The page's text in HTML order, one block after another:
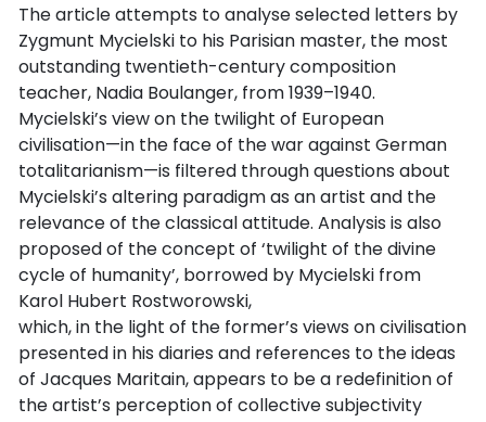
The article attempts to analyse selected letters by
Zygmunt Mycielski to his Parisian master, the most
outstanding twentieth-century composition
teacher, Nadia Boulanger, from 1939–1940.
Mycielski’s view on the twilight of European
civilisation—in the face of the war against German
totalitarianism—is filtered through questions about
Mycielski’s altering paradigm as an artist and the
relevance of the classical attitude. Analysis is also
proposed of the concept of ‘twilight of the divine
cycle of humanity’, borrowed by Mycielski from
Karol Hubert Rostworowski,
which, in the light of the former’s views on civilisation
presented in his diaries and references to the ideas
of Jacques Maritain, appears to be a redefinition of
the artist’s perception of collective subjectivity